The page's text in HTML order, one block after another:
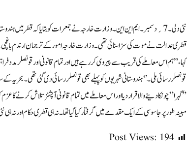
قطری عدالت نے موت کی سزا سنائی تھی۔ وزارت خارجہ امورکے ترجمان ارندم
”گہرا” چونکا دینے والا قرار دیا اور اس معاملے میں تمام قانونی آپشنز تلاش کرنے
مبینہ طور پر جاسوسی کے ایک مقدمے میں گرفتار کیا گیا تھا۔نہ ہی قطری حکام اور نہ
Post Views: 194